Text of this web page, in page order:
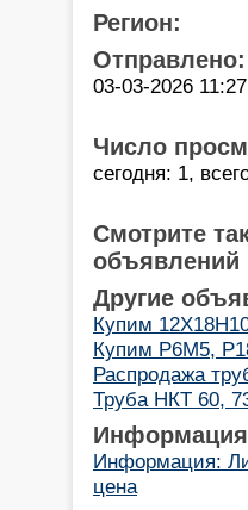
Регион:
Отправлено:
03-03-2026 11:27
Число
сегодня: 1,
Смотрите
объявлений
Другие
Купим
Купим Р6М5,
Распродажа
Труба НКТ 60,
Информация:
цена